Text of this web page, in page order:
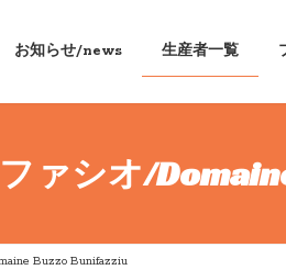
お知らせ/news 生産者一覧
ァシオ/
Buzzo Bunifazziu